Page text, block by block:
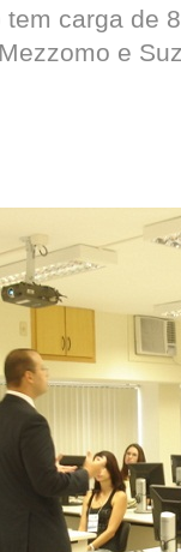
carga de
e